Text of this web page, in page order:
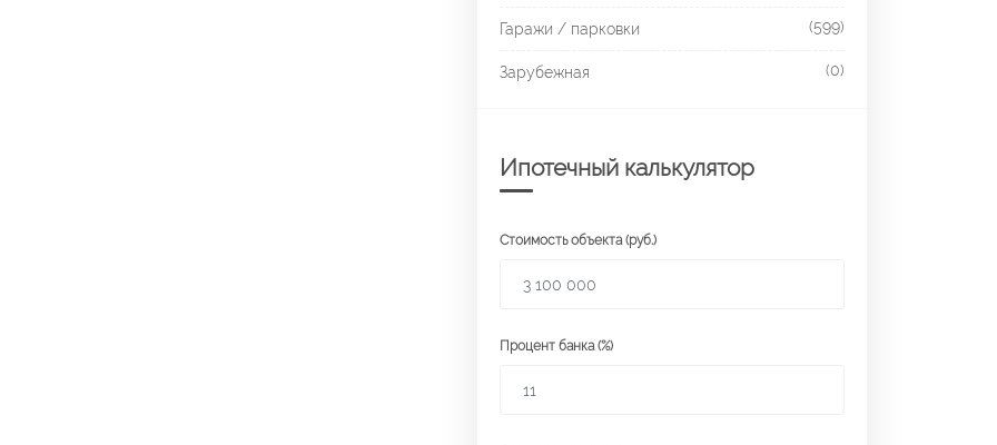
Гаражи / парковки (599)
Зарубежная (0)
Ипотечный калькулятор
Стоимость объекта (руб.)
Процент банка (%)